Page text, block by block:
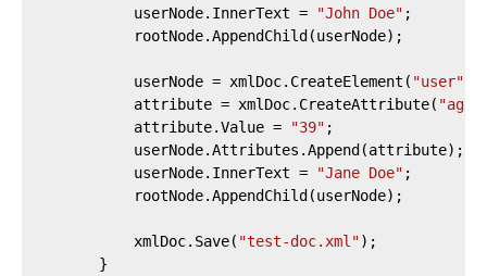
            userNode.InnerText =
"John Doe" ;
            rootNode.AppendChild(userNode);
            userNode = xmlDoc.CreateElement(
"user"
            attribute = xmlDoc.CreateAttribute(
"age"
            attribute.Value =
"39" ;
            userNode.Attributes.Append(attribute);
            userNode.InnerText =
"Jane Doe" ;
            rootNode.AppendChild(userNode);
            xmlDoc.Save(
"test-doc.xml");
        }